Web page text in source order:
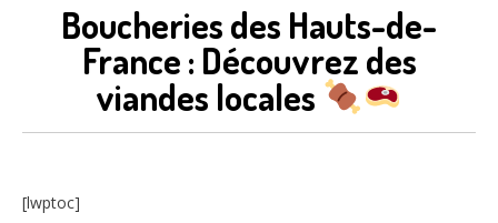
Boucheries des Hauts-de-
France : Découvrez des
viandes locales
[lwptoc]